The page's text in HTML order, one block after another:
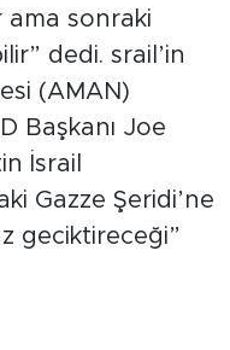
ama sonraki
dedi. srail’in
(AMAN)
Başkanı Joe
İsrail
Gazze Şeridi’ne
geciktireceği”